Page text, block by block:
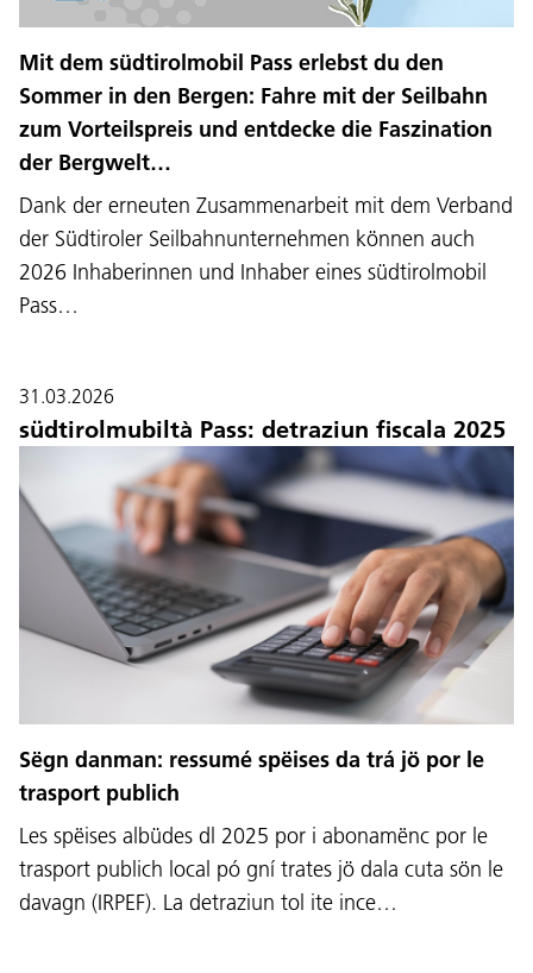
Service Desk:
+39 0471 220880
Impressum Privacy e Cookie Policy
Cundizions de nuzeda
Reclamaziuns
Jobs
Mit dem südtirolmobil Pass erlebst du den
Sommer in den Bergen: Fahre mit der Seilbahn
zum Vorteilspreis und entdecke die Faszination
der Bergwelt…
Dank der erneuten Zusammenarbeit mit dem Verband
der Südtiroler Seilbahnunternehmen können auch
2026 Inhaberinnen und Inhaber eines südtirolmobil
Pass…
31.03.2026
südtirolmubiltà Pass: detraziun fiscala 2025
Sëgn danman: ressumé spëises da trá jö por le
trasport publich
Les spëises albüdes dl 2025 por i abonamënc por le
trasport publich local pó gní trates jö dala cuta sön le
davagn (IRPEF). La detraziun tol ite ince…